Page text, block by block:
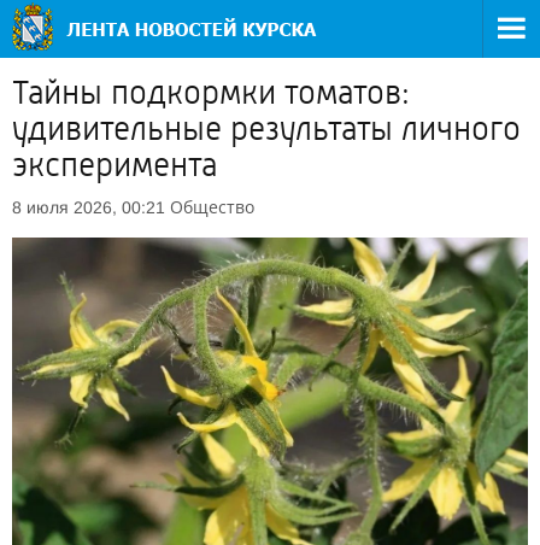
Тайны подкормки томатов:
удивительные результаты личного
эксперимента
8 июля 2026, 00:21 Общество